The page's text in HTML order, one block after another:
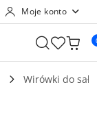
Moje konto
Wirówki do